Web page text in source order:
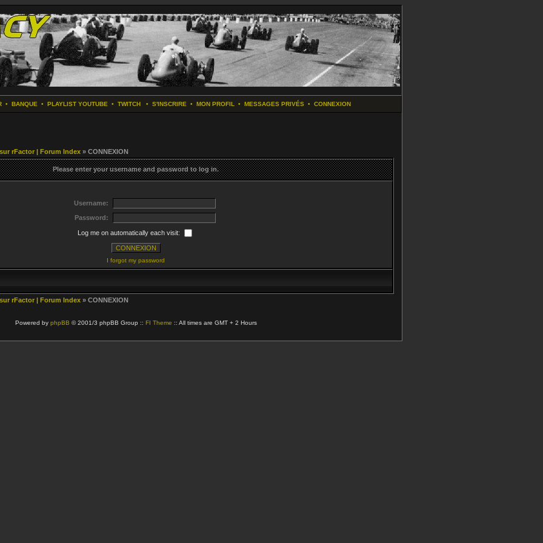
• BANQUE • PLAYLIST YOUTUBE • TWITCH• S'INSCRIRE • MON PROFIL • MESSAGES PRIVÉS• CONNEXION
rFactor | Forum Index » CONNEXION
Please enter your username and password to log in.
Username:
Password:
Log me on automatically each visit:
I forgot my password
rFactor | Forum Index » CONNEXION
Powered by phpBB © 2001/3 phpBB Group :: FI Theme :: All times are GMT + 2 Hours